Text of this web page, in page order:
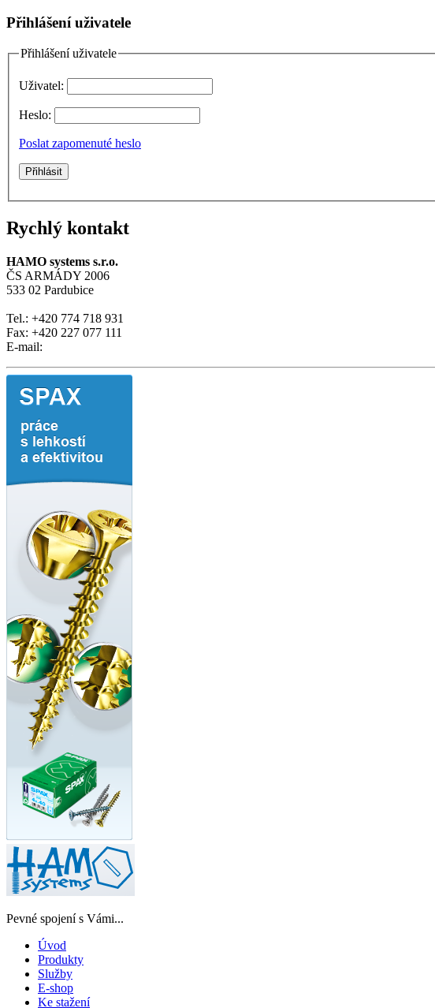
Přihlášení uživatele
Přihlášení uživatele
Uživatel:
Heslo:
Poslat zapomenuté heslo
Rychlý kontakt
HAMO systems s.r.o.
ČS ARMÁDY 2006
533 02 Pardubice
Tel.: +420 774 718 931
Fax: +420 227 077 111
E-mail:
Pevné spojení s Vámi...
Úvod
Produkty
Služby
E-shop
Ke stažení